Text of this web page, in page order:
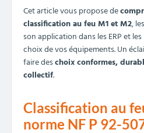
Cet article vous propose de
classification au feu M1 et M2,
son application dans les ERP et
choix de vos équipements. Un
faire deschoix conformes,
collectif.
Classification au
norme NF P 92-